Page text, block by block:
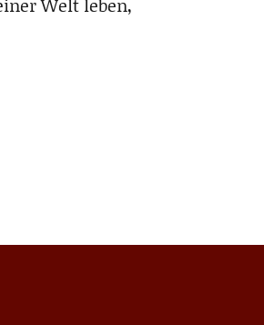
Welt leben,